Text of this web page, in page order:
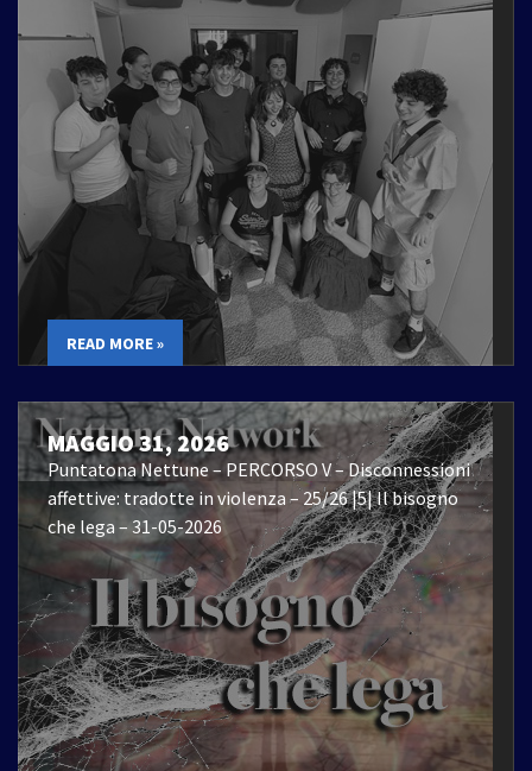
READ MORE »
MAGGIO 31, 2026
Puntatona Nettune – PERCORSO V – Disconnessioni
affettive: tradotte in violenza – 25/26 |5| Il bisogno
che lega – 31-05-2026